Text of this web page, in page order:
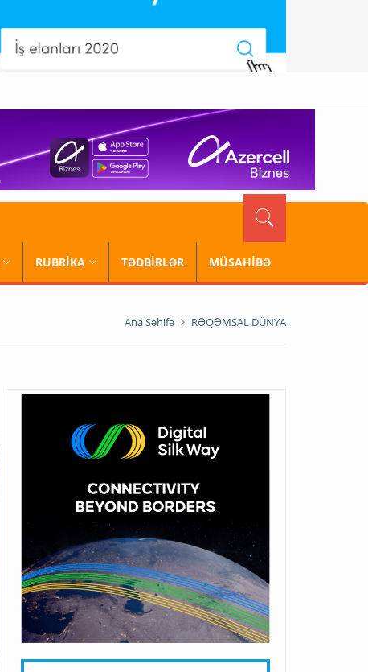
RUBRİKA TƏDBİRLƏR MÜSAHİBƏ
Ana Səhifə RƏQƏMSAL DÜNYA